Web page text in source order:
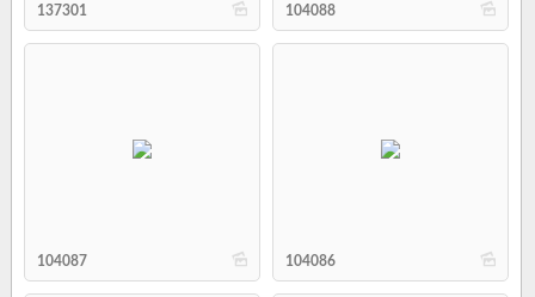
b
137301 b
104088
b
104087 b
104086